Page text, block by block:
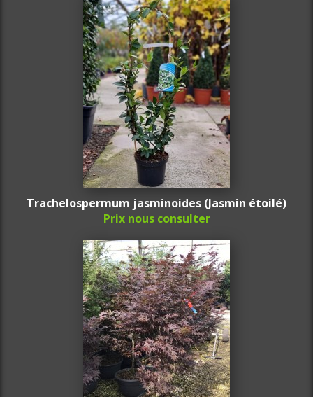
Trachelospermum jasminoides (Jasmin étoilé)
Prix nous consulter